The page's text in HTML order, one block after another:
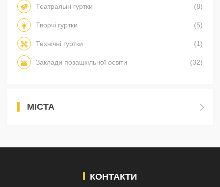
Театральні гуртки (8)
Творчі гуртки (5)
Технічні гуртки (1)
Заклади позашкільної освіти (32)
МІСТА
КОНТАКТИ